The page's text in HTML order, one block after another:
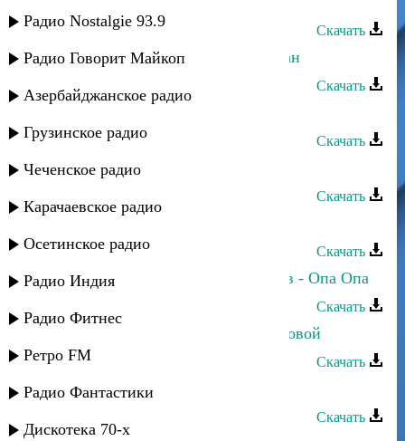
Радио Nostalgie 93.9
Радио Говорит Майкоп
Азербайджанское радио
Грузинское радио
Чеченское радио
Карачаевское радио
Осетинское радио
Радио Индия
Радио Фитнес
Ретро FM
Радио Фантастики
Дискотека 70-х
Скачать
Аслан Гусейнов - Меня зовут Аслан
Скачать
Скачать
Аслан Гусейнов - Джана
Скачать
Скачать
Аслан Гусейнов и Эльдар Далгатов - Опа Опа
Скачать
Аслан Гусейнов - Все начнем по новой
Скачать
Аслан Идрисов - С новым годом
Скачать